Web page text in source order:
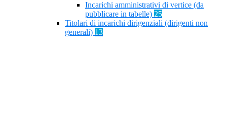
Incarichi amministrativi di vertice (da
pubblicare in tabelle) 25
Titolari di incarichi dirigenziali (dirigenti non
generali) 13